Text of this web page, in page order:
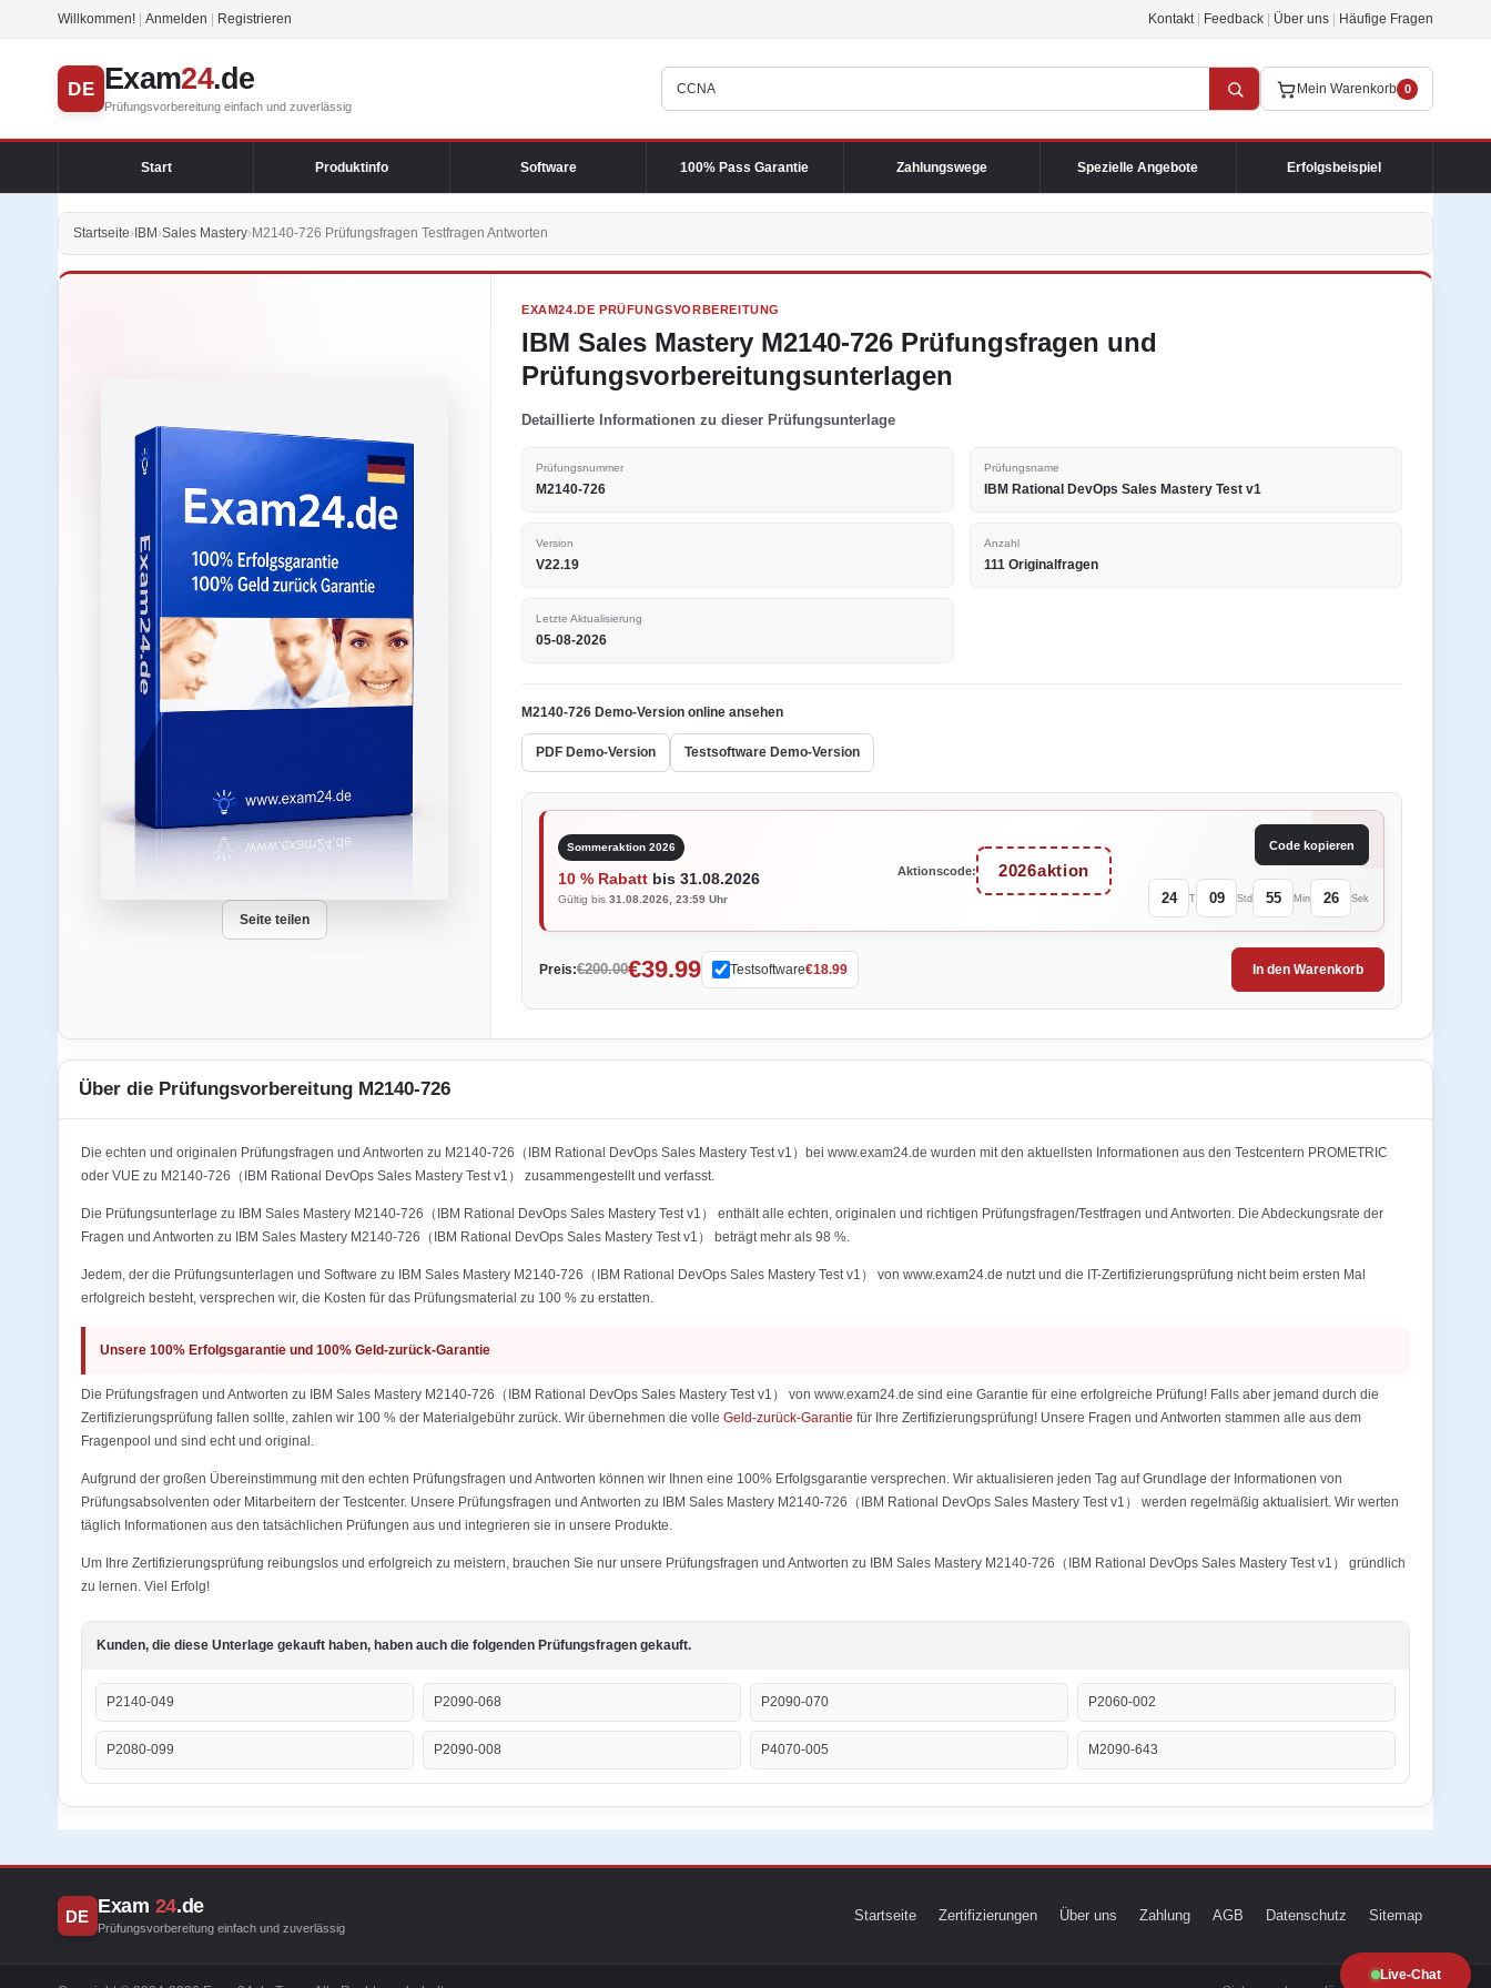
Willkommen! Anmelden Registrieren Kontakt Feedback Über uns Häufige Fragen
DE Exam24.de
Prüfungsvorbereitung einfach und zuverlässig
Mein Warenkorb 0
Start Produktinfo Software 100% Pass Garantie Zahlungswege Spezielle Angebote Erfolgsbeispiel
Live-Chat
Startseite› IBM ›Sales Mastery›M2140-726 Prüfungsfragen Testfragen Antworten
Seite teilen
EXAM24.DE PRÜFUNGSVORBEREITUNG
IBM Sales Mastery M2140-726 Prüfungsfragen und
Prüfungsvorbereitungsunterlagen
Detaillierte Informationen zu dieser Prüfungsunterlage
Prüfungsnummer
M2140-726
Prüfungsname
IBM Rational DevOps Sales Mastery Test v1
Version
V22.19
Anzahl
111 Originalfragen
Letzte Aktualisierung
05-08-2026
M2140-726 Demo-Version online ansehen
PDF Demo-Version Testsoftware Demo-Version
Sommeraktion 2026
10 % Rabatt bis 31.08.2026
Gültig bis 31.08.2026, 23:59 Uhr
Aktionscode: 2026aktion
Code kopieren
24 T 09 Std 55 Min 26 Sek
Preis:€200.00€39.99 Testsoftware€18.99 In den Warenkorb
Über die Prüfungsvorbereitung M2140-726
Die echten und originalen Prüfungsfragen und Antworten zu M2140-726（IBM Rational DevOps Sales Mastery Test v1）bei www.exam24.de wurden mit den aktuellsten Informationen aus den Testcentern PROMETRIC
oder VUE zu M2140-726（IBM Rational DevOps Sales Mastery Test v1） zusammengestellt und verfasst.
Die Prüfungsunterlage zu IBM Sales Mastery M2140-726（IBM Rational DevOps Sales Mastery Test v1） enthält alle echten, originalen und richtigen Prüfungsfragen/Testfragen und Antworten. Die Abdeckungsrate der
Fragen und Antworten zu IBM Sales Mastery M2140-726（IBM Rational DevOps Sales Mastery Test v1） beträgt mehr als 98 %.
Jedem, der die Prüfungsunterlagen und Software zu IBM Sales Mastery M2140-726（IBM Rational DevOps Sales Mastery Test v1） von www.exam24.de nutzt und die IT-Zertifizierungsprüfung nicht beim ersten Mal
erfolgreich besteht, versprechen wir, die Kosten für das Prüfungsmaterial zu 100 % zu erstatten.
Unsere 100% Erfolgsgarantie und 100% Geld-zurück-Garantie
Die Prüfungsfragen und Antworten zu IBM Sales Mastery M2140-726（IBM Rational DevOps Sales Mastery Test v1） von www.exam24.de sind eine Garantie für eine erfolgreiche Prüfung! Falls aber jemand durch die
Zertifizierungsprüfung fallen sollte, zahlen wir 100 % der Materialgebühr zurück. Wir übernehmen die volle Geld-zurück-Garantie für Ihre Zertifizierungsprüfung! Unsere Fragen und Antworten stammen alle aus dem
Fragenpool und sind echt und original.
Aufgrund der großen Übereinstimmung mit den echten Prüfungsfragen und Antworten können wir Ihnen eine 100% Erfolgsgarantie versprechen. Wir aktualisieren jeden Tag auf Grundlage der Informationen von
Prüfungsabsolventen oder Mitarbeitern der Testcenter. Unsere Prüfungsfragen und Antworten zu IBM Sales Mastery M2140-726（IBM Rational DevOps Sales Mastery Test v1） werden regelmäßig aktualisiert. Wir werten
täglich Informationen aus den tatsächlichen Prüfungen aus und integrieren sie in unsere Produkte.
Um Ihre Zertifizierungsprüfung reibungslos und erfolgreich zu meistern, brauchen Sie nur unsere Prüfungsfragen und Antworten zu IBM Sales Mastery M2140-726（IBM Rational DevOps Sales Mastery Test v1） gründlich
zu lernen. Viel Erfolg!
Kunden, die diese Unterlage gekauft haben, haben auch die folgenden Prüfungsfragen gekauft.
P2140-049 P2090-068 P2090-070 P2060-002
P2080-099 P2090-008 P4070-005 M2090-643
DE Exam 24.de
Prüfungsvorbereitung einfach und zuverlässig
Startseite Zertifizierungen Über uns Zahlung AGB Datenschutz Sitemap